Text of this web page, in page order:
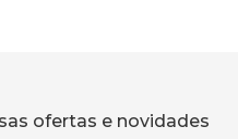
ofertas e novidades